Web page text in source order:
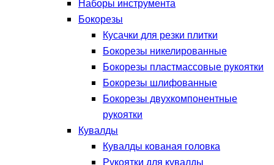
Наборы инструмента
Бокорезы
Кусачки для резки плитки
Бокорезы никелированные
Бокорезы пластмассовые рукоятки
Бокорезы шлифованные
Бокорезы двухкомпонентные
рукоятки
Кувалды
Кувалды кованая головка